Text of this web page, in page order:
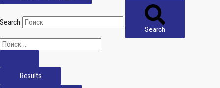
Search
Search
Results